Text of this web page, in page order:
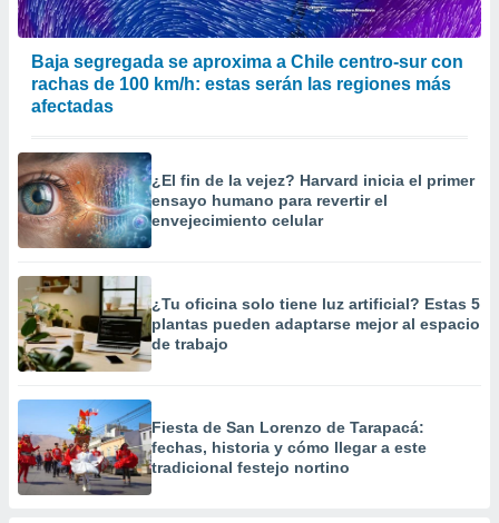
Baja segregada se aproxima a Chile centro-sur con
rachas de 100 km/h: estas serán las regiones más
afectadas
¿El fin de la vejez? Harvard inicia el primer
ensayo humano para revertir el
envejecimiento celular
¿Tu oficina solo tiene luz artificial? Estas 5
plantas pueden adaptarse mejor al espacio
de trabajo
Fiesta de San Lorenzo de Tarapacá:
fechas, historia y cómo llegar a este
tradicional festejo nortino